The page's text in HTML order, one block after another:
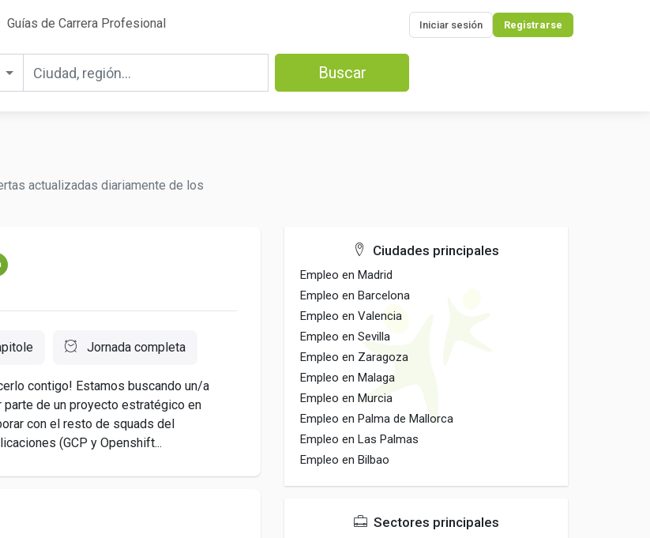
Guías de Carrera Profesional Iniciar sesión Registrarse
Buscar
actualizadas diariamente de los
Jornada completa
contigo! Estamos buscando un/a
de un proyecto estratégico en
con el resto de squads del
(GCP y Openshift...
Ciudades principales
Empleo en Madrid
Empleo en Barcelona
Empleo en Valencia
Empleo en Sevilla
Empleo en Zaragoza
Empleo en Malaga
Empleo en Murcia
Empleo en Palma de Mallorca
Empleo en Las Palmas
Empleo en Bilbao
Sectores principales